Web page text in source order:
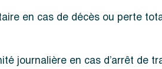
en cas de décès ou perte
journalière en cas d’arrêt de